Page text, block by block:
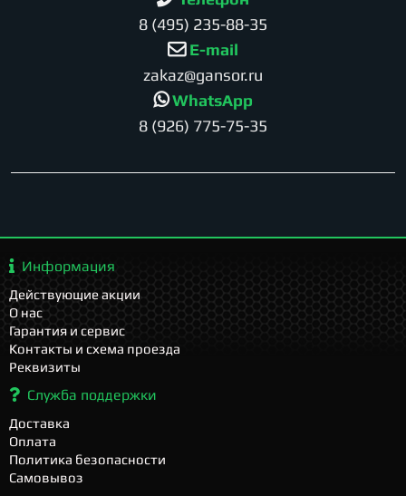
8 (495) 235-88-35
E-mail
zakaz@gansor.ru
WhatsApp
8 (926) 775-75-35
Информация
Действующие акции
О нас
Гарантия и сервис
Контакты и схема проезда
Реквизиты
Служба поддержки
Доставка
Оплата
Политика безопасности
Самовывоз